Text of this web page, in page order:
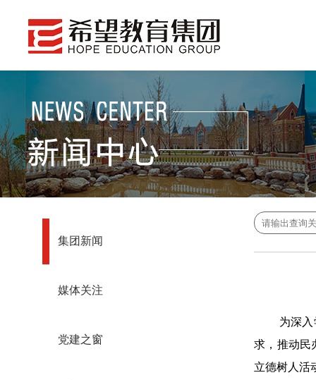
集团新闻
媒体关注
党建之窗
为深
求，推动民
立德树人活